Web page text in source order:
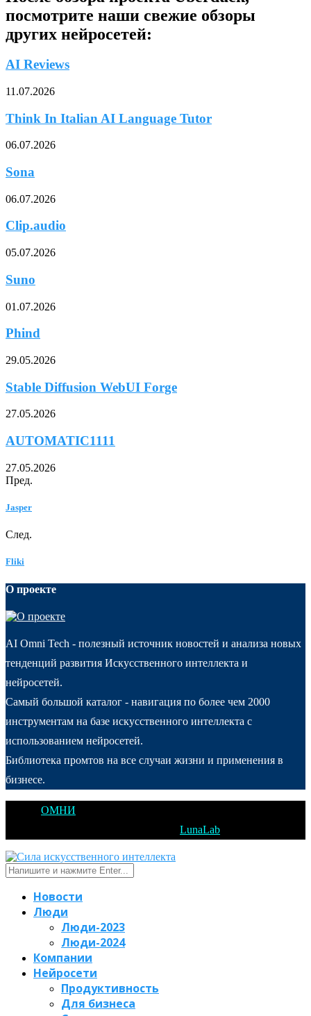
посмотрите наши свежие обзоры
других нейросетей:
AI Reviews
11.07.2026
Think In Italian AI Language Tutor
06.07.2026
Sona
06.07.2026
Clip.audio
05.07.2026
Suno
01.07.2026
Phind
29.05.2026
Stable Diffusion WebUI Forge
27.05.2026
AUTOMATIC1111
27.05.2026
Пред.
Jasper
След.
Fliki
О проекте
AI Omni Tech - полезный источник новостей и анализа новых
тенденций развития Искусственного интеллекта и
нейросетей.
Самый большой каталог - навигация по более чем 2000
инструментам на базе искусственного интеллекта с
использованием нейросетей.
Библиотека промтов на все случаи жизни и применения в
бизнесе.
ОМНИ
LunaLab
Новости
Люди
Люди-2023
Люди-2024
Компании
Нейросети
Продуктивность
Для бизнеса